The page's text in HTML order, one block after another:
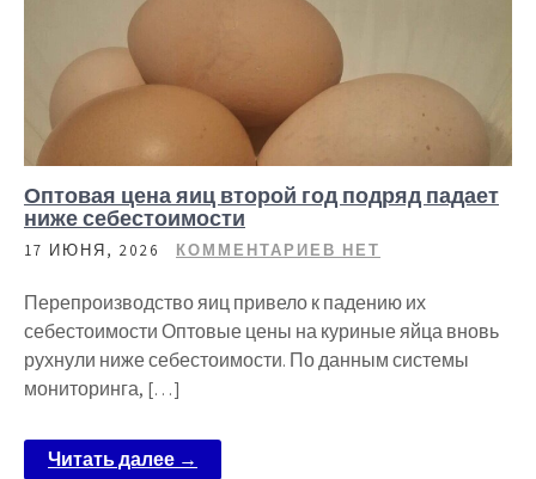
Оптовая цена яиц второй год подряд падает
ниже себестоимости
17 ИЮНЯ, 2026 КОММЕНТАРИЕВ НЕТ
Перепроизводство яиц привело к падению их
себестоимости Оптовые цены на куриные яйца вновь
рухнули ниже себестоимости. По данным системы
мониторинга, […]
Читать далее →